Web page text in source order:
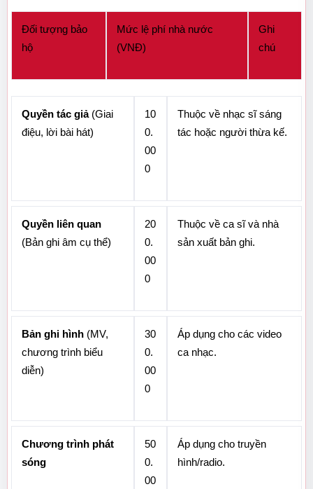
Đối tượng bảo
hộ
Mức lệ phí nhà nước
(VNĐ)
Ghi
chú
Quyền tác giả (Giai
điệu, lời bài hát)
10
0.
00
0
Thuộc về nhạc sĩ sáng
tác hoặc người thừa kế.
Quyền liên quan
(Bản ghi âm cụ thể)
20
0.
00
0
Thuộc về ca sĩ và nhà
sản xuất bản ghi.
Bản ghi hình (MV,
chương trình biểu
diễn)
30
0.
00
0
Áp dụng cho các video
ca nhạc.
Chương trình phát
sóng
50
0.
00
Áp dụng cho truyền
hình/radio.